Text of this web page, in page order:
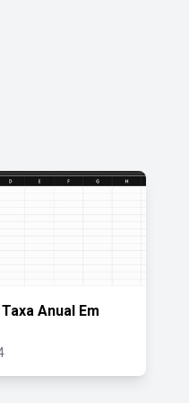
Anual Em